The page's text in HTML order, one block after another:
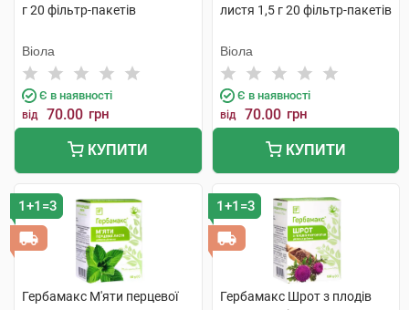
г 20 фільтр-пакетів
Віола
Є в наявності
від 70.00 грн
КУПИТИ
листя 1,5 г 20 фільтр-пакетів
Віола
Є в наявності
від 70.00 грн
КУПИТИ
1+1=3
Гербамакс М'яти перцевої
1+1=3
Гербамакс Шрот з плодів